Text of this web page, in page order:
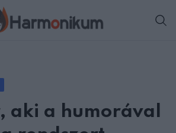
aki a humorával